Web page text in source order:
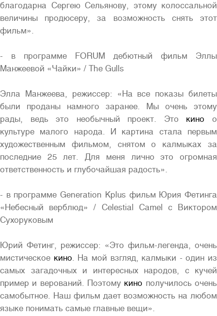
благодарна Сергею Сельянову, этому колоссальной
величины продюсеру, за возможность снять этот
фильм».
- в программе FORUM дебютный фильм Эллы
Манжеевой «Чайки» / The Gulls
Элла Манжеева, режиссер: «На все показы билеты
были проданы намного заранее. Мы очень этому
рады, ведь это необычный проект. Это кино о
культуре малого народа. И картина стала первым
художественным фильмом, снятом о калмыках за
последние 25 лет. Для меня лично это огромная
ответственность и глубочайшая радость».
- в программе Generation Kplus фильм Юрия Фетинга
«Небесный верблюд» / Celestial Camel с Виктором
Сухоруковым
Юрий Фетинг, режиссер: «Это фильм-легенда, очень
мистическое кино. На мой взгляд, калмыки - один из
самых загадочных и интересных народов, с кучей
пример и верований. Поэтому кино получилось очень
самобытное. Наш фильм дает возможность на любом
языке понимать самые главные вещи».